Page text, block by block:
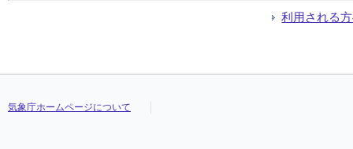
利用される
気象庁ホームページについて